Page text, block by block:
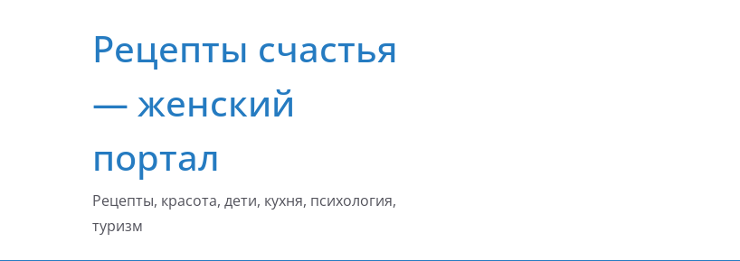
содержимомуРецепты счастья
— женский
портал
Рецепты, красота, дети, кухня, психология,
туризм